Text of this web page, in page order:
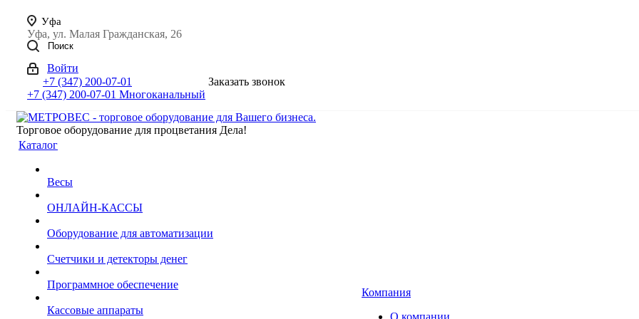
Уфа
Уфа, ул. Малая Гражданская, 26
Поиск
Войти
+7 (347) 200-07-01
+7 (347) 200-07-01 Многоканальный
Заказать звонок
Торговое оборудование для процветания Дела!
Каталог
Весы
ОНЛАЙН-КАССЫ
Оборудование для автоматизации
Счетчики и детекторы денег
Программное обеспечение
Кассовые аппараты
Компания
О компании